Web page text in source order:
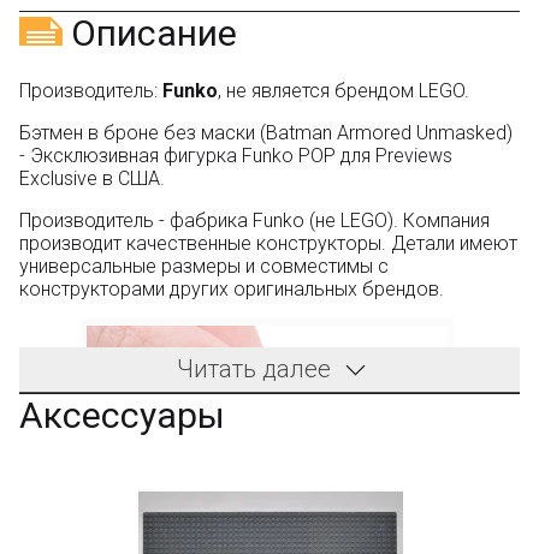
Подробные условия всех акций и бонусов...
Описание
Производитель: Funko, не является брендом LEGO.
Бэтмен в броне без маски (Batman Armored Unmasked)
- Эксклюзивная фигурка Funko POP для Previews
Exclusive в США.
Производитель - фабрика Funko (не LEGO). Компания
производит качественные конструкторы. Детали имеют
универсальные размеры и совместимы с
конструкторами других оригинальных брендов.
Читать далее
Аксессуары